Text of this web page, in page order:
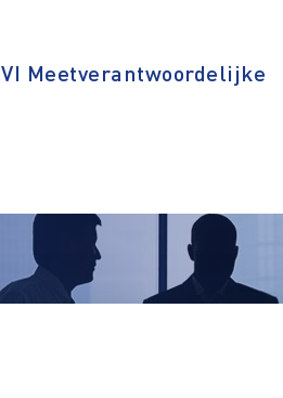
VI Meetverantwoordelijke